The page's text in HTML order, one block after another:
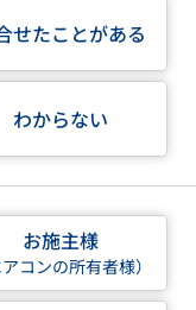
せたことがある
わからない
お施主様
アコンの所有者様）